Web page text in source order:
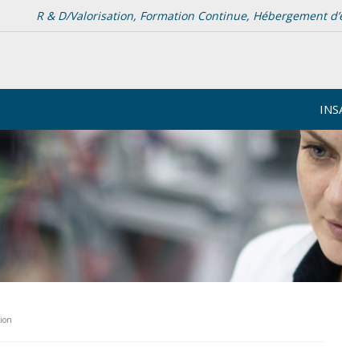
R & D/Valorisation, Formation Continue, Hébergement